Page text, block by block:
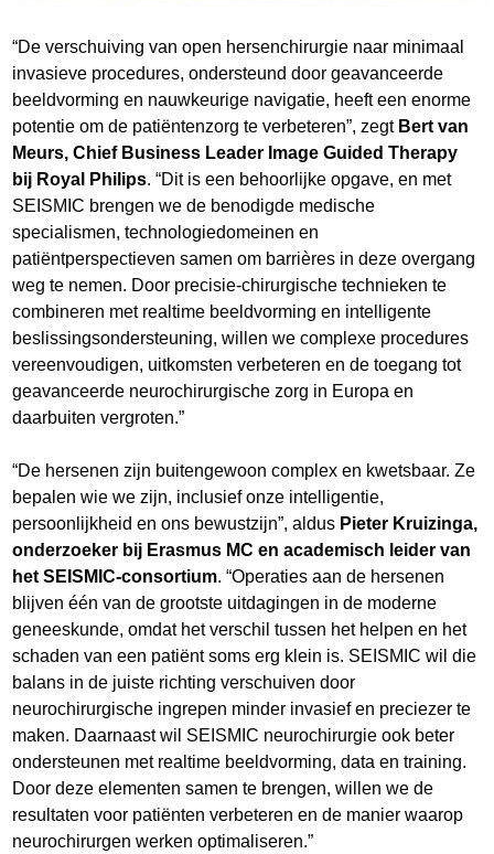
“De verschuiving van open hersenchirurgie naar minimaal
invasieve procedures, ondersteund door geavanceerde
beeldvorming en nauwkeurige navigatie, heeft een enorme
potentie om de patiëntenzorg te verbeteren”, zegt Bert van
Meurs, Chief Business Leader Image Guided Therapy
bij Royal Philips. “Dit is een behoorlijke opgave, en met
SEISMIC brengen we de benodigde medische
specialismen, technologiedomeinen en
patiëntperspectieven samen om barrières in deze overgang
weg te nemen. Door precisie-chirurgische technieken te
combineren met realtime beeldvorming en intelligente
beslissingsondersteuning, willen we complexe procedures
vereenvoudigen, uitkomsten verbeteren en de toegang tot
geavanceerde neurochirurgische zorg in Europa en
daarbuiten vergroten.”
“De hersenen zijn buitengewoon complex en kwetsbaar. Ze
bepalen wie we zijn, inclusief onze intelligentie,
persoonlijkheid en ons bewustzijn”, aldus Pieter Kruizinga,
onderzoeker bij Erasmus MC en academisch leider van
het SEISMIC-consortium. “Operaties aan de hersenen
blijven één van de grootste uitdagingen in de moderne
geneeskunde, omdat het verschil tussen het helpen en het
schaden van een patiënt soms erg klein is. SEISMIC wil die
balans in de juiste richting verschuiven door
neurochirurgische ingrepen minder invasief en preciezer te
maken. Daarnaast wil SEISMIC neurochirurgie ook beter
ondersteunen met realtime beeldvorming, data en training.
Door deze elementen samen te brengen, willen we de
resultaten voor patiënten verbeteren en de manier waarop
neurochirurgen werken optimaliseren.”